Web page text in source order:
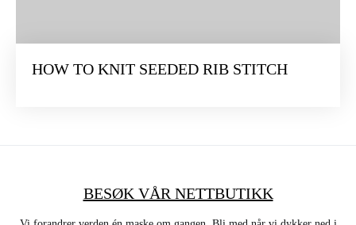
HOW TO KNIT SEEDED RIB STITCH
BESØK VÅR NETTBUTIKK